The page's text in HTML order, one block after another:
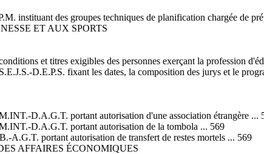
instituant des groupes techniques de planification chargée de
ET AUX SPORTS
et titres exigibles des personnes exerçant la profession
D.E.P.S. fixant les dates, la composition des jurys et le
D.A.G.T. portant autorisation d'une association étrangère ...
D.A.G.T. portant autorisation de la tombola ... 569
A.G.T. portant autorisation de transfert de restes mortels ... 569
AFFAIRES ÉCONOMIQUES